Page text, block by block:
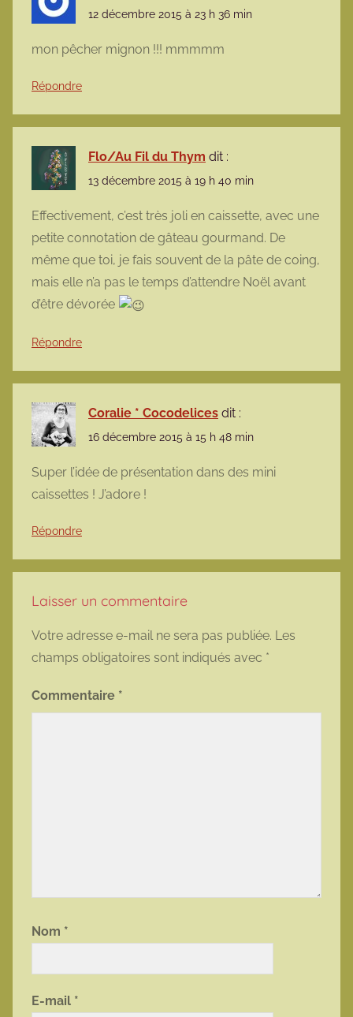
12 décembre 2015 à 23 h 36 min
mon pêcher mignon !!! mmmmm
Répondre
Flo/Au Fil du Thym dit :
13 décembre 2015 à 19 h 40 min
Effectivement, c’est très joli en caissette, avec une
petite connotation de gâteau gourmand. De
même que toi, je fais souvent de la pâte de coing,
mais elle n’a pas le temps d’attendre Noël avant
d’être dévorée
Répondre
Coralie * Cocodelices dit :
16 décembre 2015 à 15 h 48 min
Super l’idée de présentation dans des mini
caissettes ! J’adore !
Répondre
Laisser un commentaire
Votre adresse e-mail ne sera pas publiée. Les
champs obligatoires sont indiqués avec *
Commentaire *
Nom *
E-mail *